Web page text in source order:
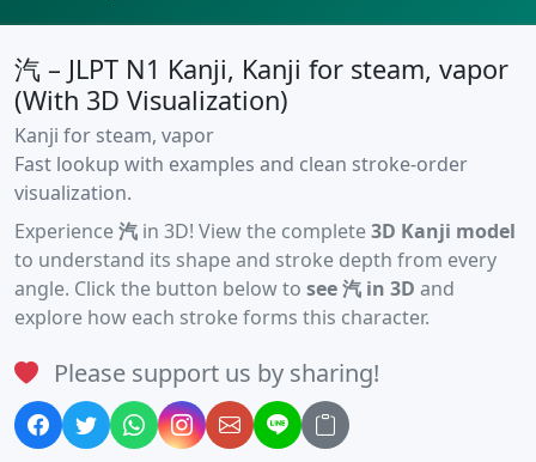
汽 – JLPT N1 Kanji, Kanji for steam, vapor
(With 3D Visualization)
Kanji for steam, vapor
Fast lookup with examples and clean stroke-order
visualization.
Experience汽 in 3D! View the complete3D Kanji model
to understand its shape and stroke depth from every
angle. Click the button below to see 汽 in 3D and
explore how each stroke forms this character.
Please support us by sharing!